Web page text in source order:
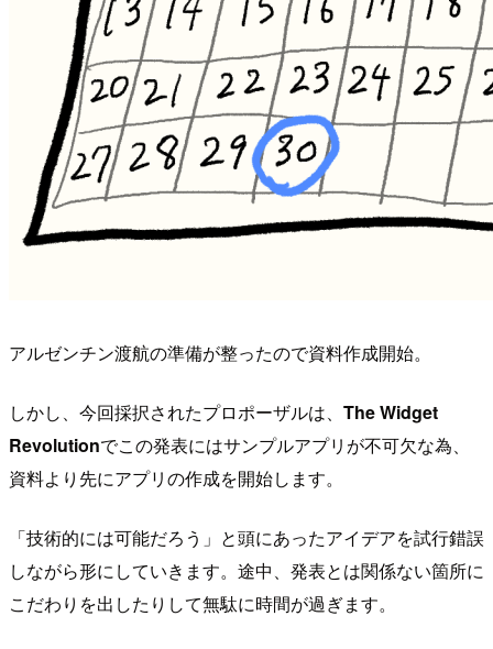
アルゼンチン渡航の準備が整ったので資料作成開始。
しかし、今回採択されたプロポーザルは、 The Widget
Revolutionでこの発表にはサンプルアプリが不可欠な為、
資料より先にアプリの作成を開始します。
「技術的には可能だろう」と頭にあったアイデアを試行錯誤
しながら形にしていきます。途中、発表とは関係ない箇所に
こだわりを出したりして無駄に時間が過ぎます。